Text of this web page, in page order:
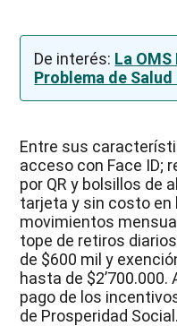
De interés: La
Problema de Salud
Entre sus
acceso con Face ID;
por QR y bolsillos de
tarjeta y sin costo en
movimientos
tope de retiros
de $600 mil y
hasta de
pago de los
de Prosperidad Social.